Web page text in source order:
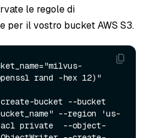
le regole di
per il vostro bucket AWS S3.
rand -hex 12)"
bucket --bucket
--region 'us-
private  --object-